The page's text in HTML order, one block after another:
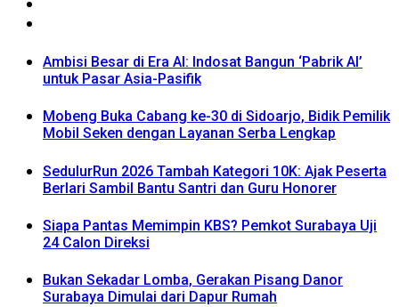
Ambisi Besar di Era AI: Indosat Bangun ‘Pabrik AI’
untuk Pasar Asia-Pasifik
Mobeng Buka Cabang ke-30 di Sidoarjo, Bidik Pemilik
Mobil Seken dengan Layanan Serba Lengkap
SedulurRun 2026 Tambah Kategori 10K: Ajak Peserta
Berlari Sambil Bantu Santri dan Guru Honorer
Siapa Pantas Memimpin KBS? Pemkot Surabaya Uji
24 Calon Direksi
Bukan Sekadar Lomba, Gerakan Pisang Danor
Surabaya Dimulai dari Dapur Rumah